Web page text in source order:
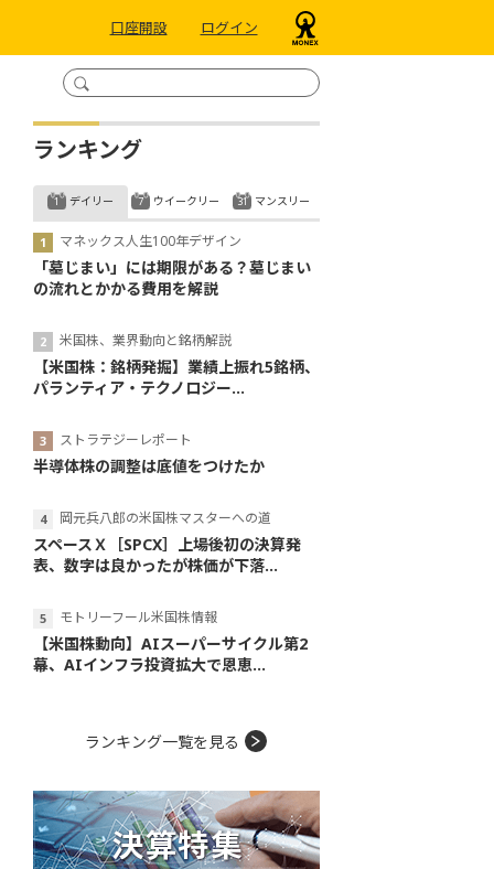
口座開設 ログイン
ランキング
デイリー
マネックス人生100年デザイン
「墓じまい」には期限がある？墓じまい
の流れとかかる費用を解説
米国株、業界動向と銘柄解説
【米国株：銘柄発掘】業績上振れ5銘柄、
パランティア・テクノロジー...
ストラテジーレポート
半導体株の調整は底値をつけたか
岡元兵八郎の米国株マスターへの道
スペースＸ［SPCX］上場後初の決算発
表、数字は良かったが株価が下落...
モトリーフール米国株情報
【米国株動向】AIスーパーサイクル第2
幕、AIインフラ投資拡大で恩恵...
ウイークリー マンスリー
ランキング一覧を見る